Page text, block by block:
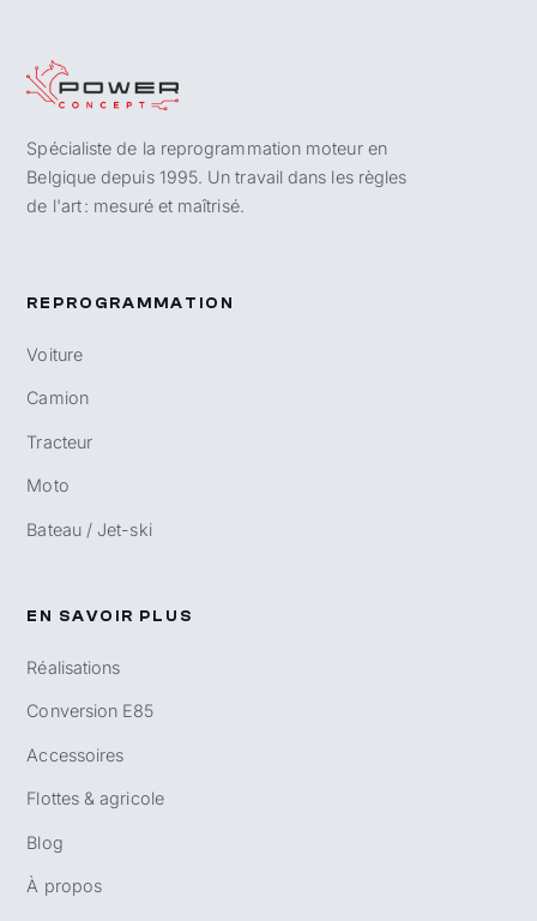
Spécialiste de la reprogrammation moteur en
Belgique depuis 1995. Un travail dans les règles
de l'art : mesuré et maîtrisé.
REPROGRAMMATION
Voiture
Camion
Tracteur
Moto
Bateau / Jet-ski
EN SAVOIR PLUS
Réalisations
Conversion E85
Accessoires
Flottes & agricole
Blog
À propos